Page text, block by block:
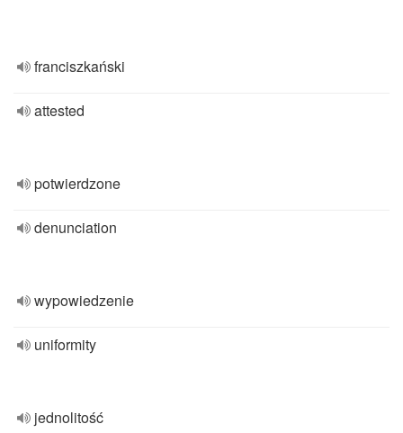
franciszkański
attested
potwierdzone
denunciation
wypowiedzenie
uniformity
jednolitość